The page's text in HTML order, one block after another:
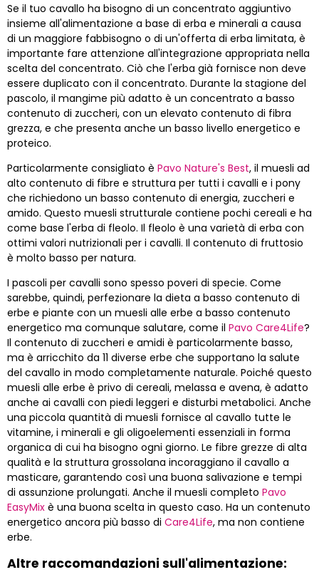
Se il tuo cavallo ha bisogno di un concentrato aggiuntivo
insieme all'alimentazione a base di erba e minerali a causa
di un maggiore fabbisogno o di un'offerta di erba limitata, è
importante fare attenzione all'integrazione appropriata nella
scelta del concentrato. Ciò che l'erba già fornisce non deve
essere duplicato con il concentrato. Durante la stagione del
pascolo, il mangime più adatto è un concentrato a basso
contenuto di zuccheri, con un elevato contenuto di fibra
grezza, e che presenta anche un basso livello energetico e
proteico.
Particolarmente consigliato è Pavo Nature's Best, il muesli ad
alto contenuto di fibre e struttura per tutti i cavalli e i pony
che richiedono un basso contenuto di energia, zuccheri e
amido. Questo muesli strutturale contiene pochi cereali e ha
come base l'erba di fleolo. Il fleolo è una varietà di erba con
ottimi valori nutrizionali per i cavalli. Il contenuto di fruttosio
è molto basso per natura.
I pascoli per cavalli sono spesso poveri di specie. Come
sarebbe, quindi, perfezionare la dieta a basso contenuto di
erbe e piante con un muesli alle erbe a basso contenuto
energetico ma comunque salutare, come il Pavo Care4Life?
Il contenuto di zuccheri e amidi è particolarmente basso,
ma è arricchito da 11 diverse erbe che supportano la salute
del cavallo in modo completamente naturale. Poiché questo
muesli alle erbe è privo di cereali, melassa e avena, è adatto
anche ai cavalli con piedi leggeri e disturbi metabolici. Anche
una piccola quantità di muesli fornisce al cavallo tutte le
vitamine, i minerali e gli oligoelementi essenziali in forma
organica di cui ha bisogno ogni giorno. Le fibre grezze di alta
qualità e la struttura grossolana incoraggiano il cavallo a
masticare, garantendo così una buona salivazione e tempi
di assunzione prolungati. Anche il muesli completo Pavo
EasyMix è una buona scelta in questo caso. Ha un contenuto
energetico ancora più basso di Care4Life, ma non contiene
erbe.
Altre raccomandazioni sull'alimentazione: